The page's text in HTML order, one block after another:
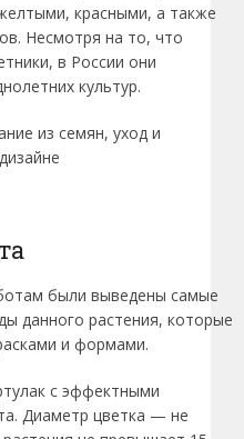
красными, а также
Несмотря на то, что
в России они
культур.
были выведены самые
данного растения, которые
и формами.
с эффектными
Диаметр цветка — не